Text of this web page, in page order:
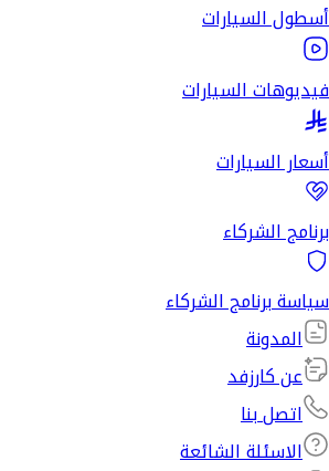
أسطول السيارات
فيديوهات السيارات
أسعار السيارات
برنامج الشركاء
سياسة برنامج الشركاء
المدونة
عن كارزفد
اتصل بنا
الاسئلة الشائعة